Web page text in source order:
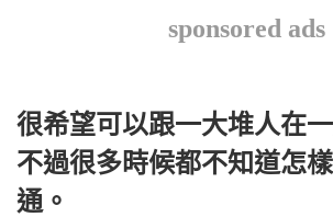
sponsored ads
很希望可以跟一大堆人在一
不過很多時候都不知道怎
通。